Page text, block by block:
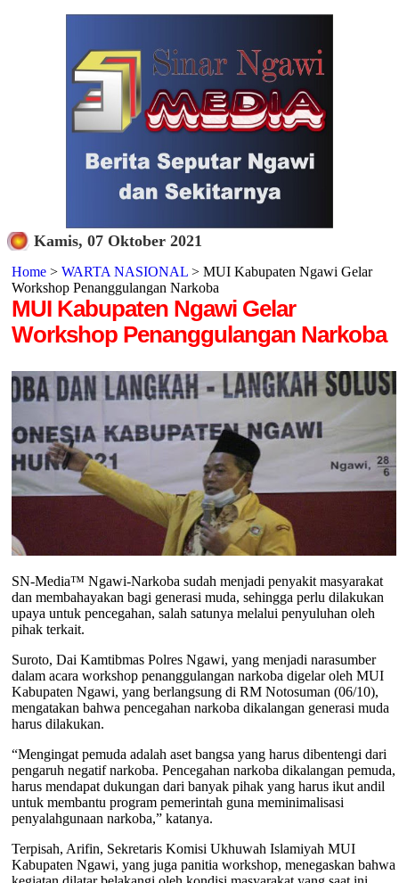
Kamis, 07 Oktober 2021
Home> WARTA NASIONAL> MUI Kabupaten Ngawi Gelar
Workshop Penanggulangan Narkoba
MUI Kabupaten Ngawi Gelar
Workshop Penanggulangan Narkoba
SN-Media™ Ngawi-Narkoba sudah menjadi penyakit masyarakat
dan membahayakan bagi generasi muda, sehingga perlu dilakukan
upaya untuk pencegahan, salah satunya melalui penyuluhan oleh
pihak terkait.
Suroto, Dai Kamtibmas Polres Ngawi, yang menjadi narasumber
dalam acara workshop penanggulangan narkoba digelar oleh MUI
Kabupaten Ngawi, yang berlangsung di RM Notosuman (06/10),
mengatakan bahwa pencegahan narkoba dikalangan generasi muda
harus dilakukan.
“Mengingat pemuda adalah aset bangsa yang harus dibentengi dari
pengaruh negatif narkoba. Pencegahan narkoba dikalangan pemuda,
harus mendapat dukungan dari banyak pihak yang harus ikut andil
untuk membantu program pemerintah guna meminimalisasi
penyalahgunaan narkoba,” katanya.
Terpisah, Arifin, Sekretaris Komisi Ukhuwah Islamiyah MUI
Kabupaten Ngawi, yang juga panitia workshop, menegaskan bahwa